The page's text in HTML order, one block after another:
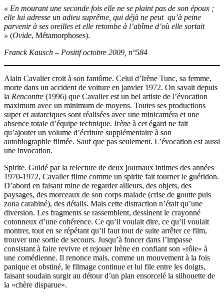
« En mourant une seconde fois elle ne se plaint pas de son époux ;
elle lui adresse un adieu suprême, qui déjà ne peut qu’à peine
parvenir à ses oreilles et elle retombe à l’abîme d’où elle sortait
» (Ovide, Métamorphoses).
Franck Kausch – Positif octobre 2009, n°584
Alain Cavalier croit à son fantôme. Celui d’Irène Tunc, sa femme,
morte dans un accident de voiture en janvier 1972. On savait depuis
la Rencontre (1996) que Cavalier est un bel artiste de l’évocation
maximum avec un minimum de moyens. Toutes ses productions
super et autarciques sont réalisées avec une minicaméra et une
absence totale d’équipe technique. Irène à cet égard ne fait
qu’ajouter un volume d’écriture supplémentaire à son
autobiographie filmée. Sauf que pas seulement. L’évocation est aussi
une invocation.
Spirite. Guidé par la relecture de deux journaux intimes des années
1970-1972, Cavalier filme comme un spirite fait tourner le guéridon.
D’abord en faisant mine de regarder ailleurs, des objets, des
paysages, des morceaux de son corps malade (crise de goutte puis
zona carabiné), des détails. Mais cette distraction n’était qu’une
diversion. Les fragments se rassemblent, dessinent le crayonné
cotonneux d’une cohérence. Ce qu’il voulait dire, ce qu’il voulait
montrer, tout en se répétant qu’il faut tout de suite arrêter ce film,
trouver une sortie de secours. Jusqu’à foncer dans l’impasse
consistant à faire revivre et rejouer Irène en confiant son «rôle» à
une comédienne. Il renonce mais, comme un mouvement à la fois
panique et obstiné, le filmage continue et lui file entre les doigts,
faisant soudain surgir au détour d’un plan ensorcelé la silhouette de
la «chère disparue».